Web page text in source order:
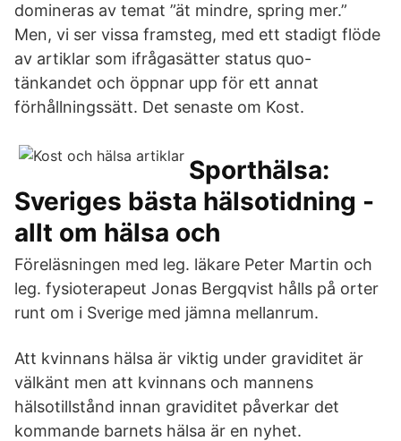
domineras av temat ”ät mindre, spring mer.”
Men, vi ser vissa framsteg, med ett stadigt flöde
av artiklar som ifrågasätter status quo-
tänkandet och öppnar upp för ett annat
förhållningssätt. Det senaste om Kost.
Sporthälsa:
Sveriges bästa hälsotidning -
allt om hälsa och
Föreläsningen med leg. läkare Peter Martin och
leg. fysioterapeut Jonas Bergqvist hålls på orter
runt om i Sverige med jämna mellanrum.
Att kvinnans hälsa är viktig under graviditet är
välkänt men att kvinnans och mannens
hälsotillstånd innan graviditet påverkar det
kommande barnets hälsa är en nyhet.